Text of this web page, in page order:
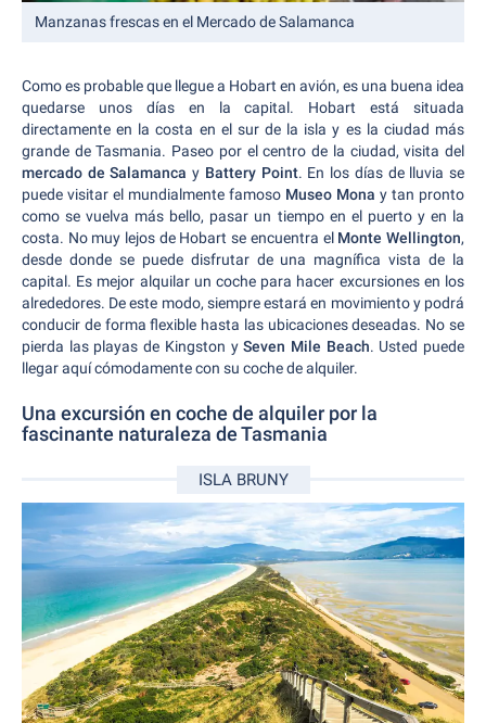
Manzanas frescas en el Mercado de Salamanca
Como es probable que llegue a Hobart en avión, es una buena idea
quedarse unos días en la capital. Hobart está situada
directamente en la costa en el sur de la isla y es la ciudad más
grande de Tasmania. Paseo por el centro de la ciudad, visita del
mercado de Salamanca y Battery Point. En los días de lluvia se
puede visitar el mundialmente famoso Museo Mona y tan pronto
como se vuelva más bello, pasar un tiempo en el puerto y en la
costa. No muy lejos de Hobart se encuentra el Monte Wellington,
desde donde se puede disfrutar de una magnífica vista de la
capital. Es mejor alquilar un coche para hacer excursiones en los
alrededores. De este modo, siempre estará en movimiento y podrá
conducir de forma flexible hasta las ubicaciones deseadas. No se
pierda las playas de Kingston ySeven Mile Beach. Usted puede
llegar aquí cómodamente con su coche de alquiler.
Una excursión en coche de alquiler por la
fascinante naturaleza de Tasmania
ISLA BRUNY